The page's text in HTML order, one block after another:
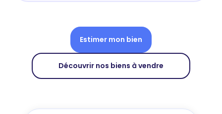
Estimer mon bien
Découvrir nos biens à vendre